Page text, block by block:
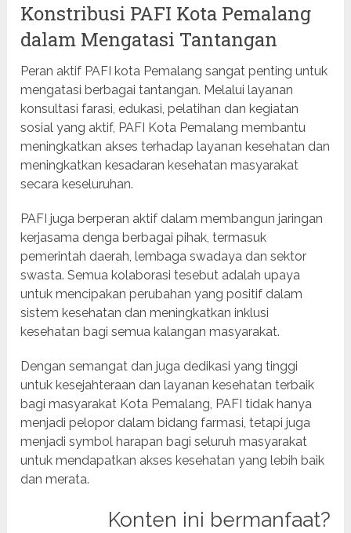
Konstribusi PAFI Kota Pemalang
dalam Mengatasi Tantangan
Peran aktif PAFI kota Pemalang sangat penting untuk
mengatasi berbagai tantangan. Melalui layanan
konsultasi farasi, edukasi, pelatihan dan kegiatan
sosial yang aktif, PAFI Kota Pemalang membantu
meningkatkan akses terhadap layanan kesehatan dan
meningkatkan kesadaran kesehatan masyarakat
secara keseluruhan.
PAFI juga berperan aktif dalam membangun jaringan
kerjasama denga berbagai pihak, termasuk
pemerintah daerah, lembaga swadaya dan sektor
swasta. Semua kolaborasi tesebut adalah upaya
untuk mencipakan perubahan yang positif dalam
sistem kesehatan dan meningkatkan inklusi
kesehatan bagi semua kalangan masyarakat.
Dengan semangat dan juga dedikasi yang tinggi
untuk kesejahteraan dan layanan kesehatan terbaik
bagi masyarakat Kota Pemalang, PAFI tidak hanya
menjadi pelopor dalam bidang farmasi, tetapi juga
menjadi symbol harapan bagi seluruh masyarakat
untuk mendapatkan akses kesehatan yang lebih baik
dan merata.
Konten ini bermanfaat?